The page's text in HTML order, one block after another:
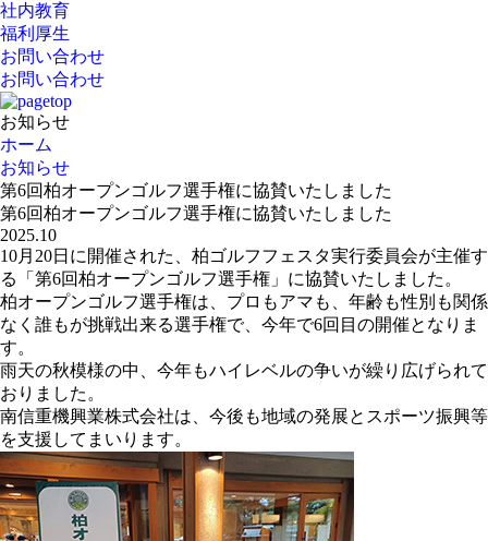
社内教育
福利厚生
お問い合わせ
お問い合わせ
お知らせ
ホーム
お知らせ
第6回柏オープンゴルフ選手権に協賛いたしました
第6回柏オープンゴルフ選手権に協賛いたしました
2025.10
10月20日に開催された、柏ゴルフフェスタ実行委員会が主催す
る「第6回柏オープンゴルフ選手権」に協賛いたしました。
柏オープンゴルフ選手権は、プロもアマも、年齢も性別も関係
なく誰もが挑戦出来る選手権で、今年で6回目の開催となりま
す。
雨天の秋模様の中、今年もハイレベルの争いが繰り広げられて
おりました。
南信重機興業株式会社は、今後も地域の発展とスポーツ振興等
を支援してまいります。